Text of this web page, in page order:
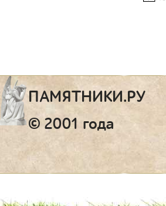
ПАМЯТНИКИ.РУ
© 2001 года